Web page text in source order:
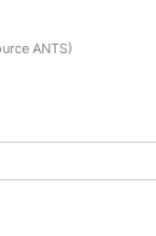
ANTS)